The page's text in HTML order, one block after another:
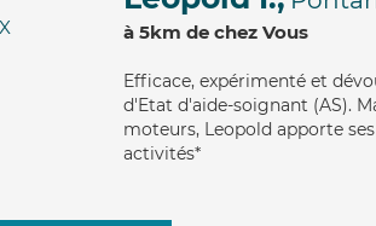
à 5km de chez Vous
Efficace, expérimenté et
d'Etat d'aide-soignant (AS).
moteurs, Leopold apporte
activités*